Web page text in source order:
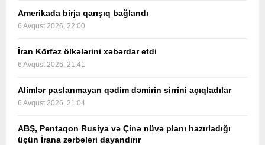
Amerikada birja qarışıq bağlandı
6 Avqust 2026, 22:00
İran Körfəz ölkələrini xəbərdar etdi
6 Avqust 2026, 21:41
Alimlər paslanmayan qədim dəmirin sirrini açıqladılar
6 Avqust 2026, 21:04
ABŞ, Pentaqon Rusiya və Çinə nüvə planı hazırladığı
üçün İrana zərbələri dayandırır